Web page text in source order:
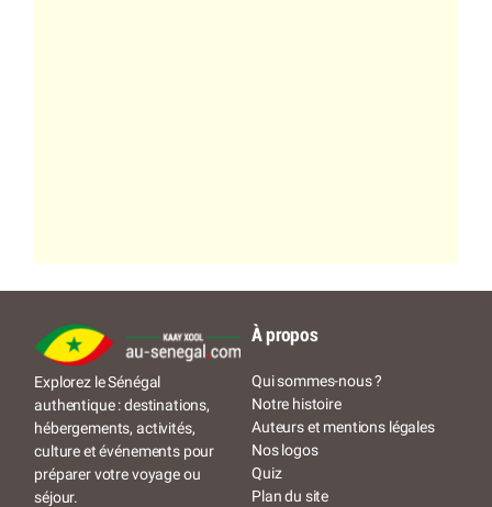
Explorez le Sénégal
authentique : destinations,
hébergements, activités,
culture et événements pour
préparer votre voyage ou
séjour.
À propos
Qui sommes-nous ?
Notre histoire
Auteurs et mentions légales
Nos logos
Quiz
Plan du site